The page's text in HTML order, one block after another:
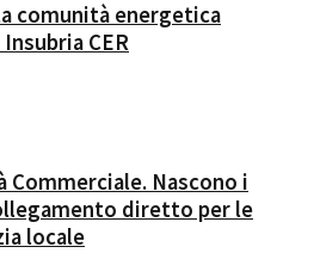
comunità energetica
CER
Nascono i
diretto per le
locale